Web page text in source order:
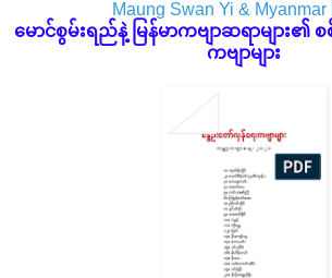
Maung Swan Yi & Myanmar
မောင်စွမ်းရည်နဲ့ မြန်မာကဗျာဆရာများ
ကဗျာများ